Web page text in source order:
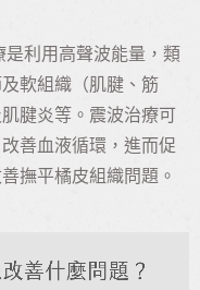
是利用高聲波能量，類
軟組織（肌腱、筋
腱炎等。震波治療可
善血液循環，進而促
撫平橘皮組織問題。